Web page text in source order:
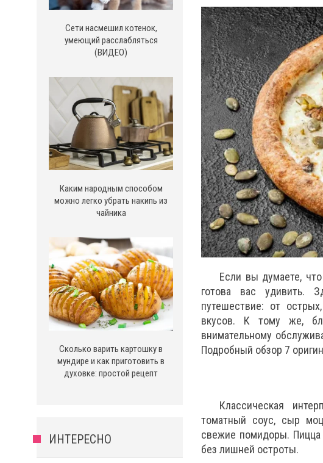
Сети насмешил котенок,
умеющий расслабляться
(ВИДЕО)
Каким народным способом
можно легко убрать накипь из
чайника
Сколько варить картошку в
мундире и как приготовить в
духовке: простой рецепт
ИНТЕРЕСНО
Если вы думаете,
готова вас удивить.
путешествие: от
вкусов. К тому же,
внимательному
Подробный обзор 7
Классическая
томатный соус, сыр
свежие помидоры. Пицца
без лишней остроты.